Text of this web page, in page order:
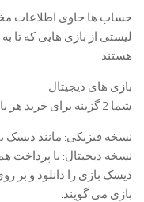
حساب ها حاوی اطلاعات
لیستی از بازی هایی که تا
هستند.
بازی های دیجیتال
شما 2 گزینه برای خرید هر بازی دارید:
نسخه فیزیکی: مانند دیسک
نسخه دیجیتال: با پرداخت
دیسک بازی را دانلود و بر
بازی می گویند.